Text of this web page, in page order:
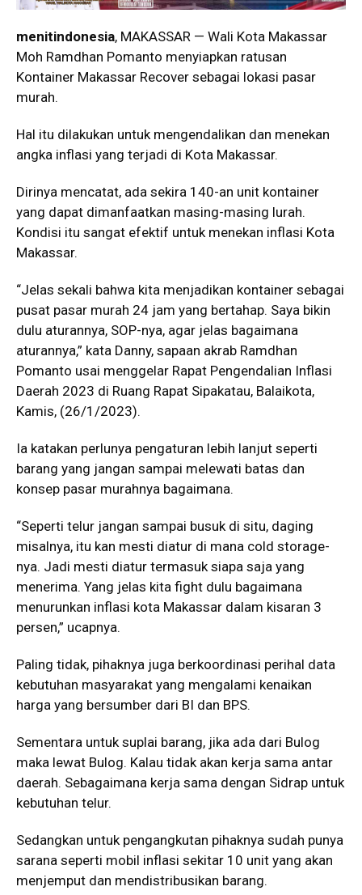
menitindonesia, MAKASSAR — Wali Kota Makassar
Moh Ramdhan Pomanto menyiapkan ratusan
Kontainer Makassar Recover sebagai lokasi pasar
murah.
Hal itu dilakukan untuk mengendalikan dan menekan
angka inflasi yang terjadi di Kota Makassar.
Dirinya mencatat, ada sekira 140-an unit kontainer
yang dapat dimanfaatkan masing-masing lurah.
Kondisi itu sangat efektif untuk menekan inflasi Kota
Makassar.
“Jelas sekali bahwa kita menjadikan kontainer sebagai
pusat pasar murah 24 jam yang bertahap. Saya bikin
dulu aturannya, SOP-nya, agar jelas bagaimana
aturannya,” kata Danny, sapaan akrab Ramdhan
Pomanto usai menggelar Rapat Pengendalian Inflasi
Daerah 2023 di Ruang Rapat Sipakatau, Balaikota,
Kamis, (26/1/2023).
Ia katakan perlunya pengaturan lebih lanjut seperti
barang yang jangan sampai melewati batas dan
konsep pasar murahnya bagaimana.
“Seperti telur jangan sampai busuk di situ, daging
misalnya, itu kan mesti diatur di mana cold storage-
nya. Jadi mesti diatur termasuk siapa saja yang
menerima. Yang jelas kita fight dulu bagaimana
menurunkan inflasi kota Makassar dalam kisaran 3
persen,” ucapnya.
Paling tidak, pihaknya juga berkoordinasi perihal data
kebutuhan masyarakat yang mengalami kenaikan
harga yang bersumber dari BI dan BPS.
Sementara untuk suplai barang, jika ada dari Bulog
maka lewat Bulog. Kalau tidak akan kerja sama antar
daerah. Sebagaimana kerja sama dengan Sidrap untuk
kebutuhan telur.
Sedangkan untuk pengangkutan pihaknya sudah punya
sarana seperti mobil inflasi sekitar 10 unit yang akan
menjemput dan mendistribusikan barang.